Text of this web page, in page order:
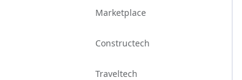
Marketplace
Constructech
Traveltech